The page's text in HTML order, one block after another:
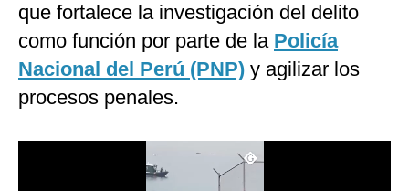
España
Tecnología
que fortalece la investigación del delito
como función por parte de la Policía
Nacional del Perú (PNP) y agilizar los
procesos penales.